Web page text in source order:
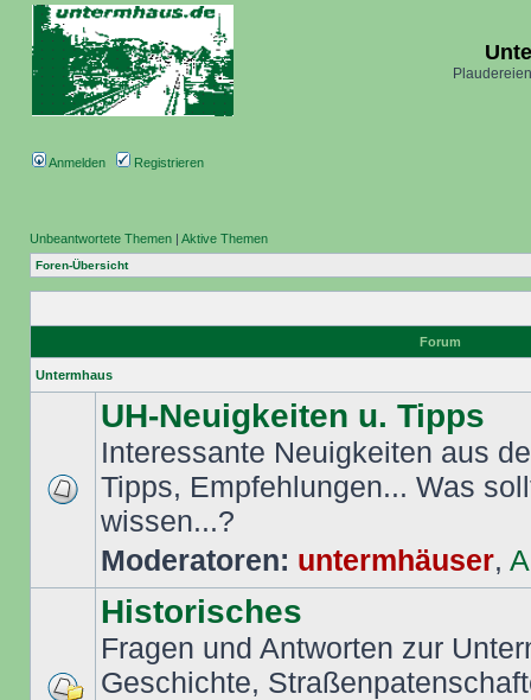
Anmelden Registrieren
Unbeantwortete Themen | Aktive Themen
Foren-Übersicht
Forum
Untermhaus
UH-Neuigkeiten u. Tipps
Interessante Neuigkeiten aus
Tipps, Empfehlungen... Was
wissen...?
Moderatoren: untermhäuser,
Historisches
Fragen und Antworten zur
Geschichte,